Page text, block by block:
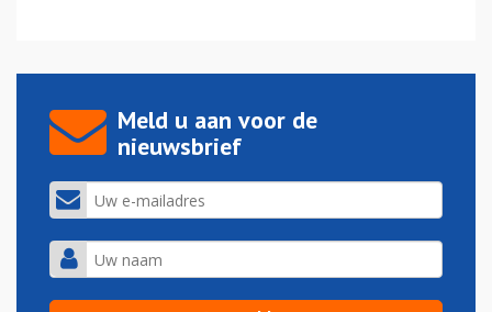
Meld u aan voor de
nieuwsbrief